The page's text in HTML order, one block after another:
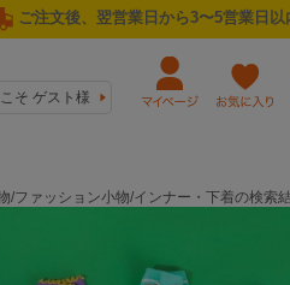
ご注文後、翌営業日から3〜5営業日以
そ ゲスト様
/ファッション小物/インナー・下着の検索